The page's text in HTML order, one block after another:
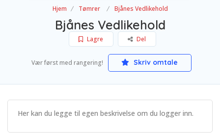
Hjem Tømrer Bjånes Vedlikehold
Bjånes Vedlikehold
Lagre Del
Vær først med rangering! Skriv omtale
Her kan du legge til egen beskrivelse om du logger inn.